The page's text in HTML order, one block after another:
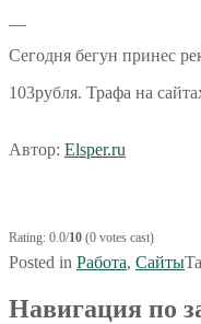
Сегодня бегун принес
103рубля. Трафа на
Автор: Elsper.ru
Rating: 0.0/10 (0 votes cast)
Posted in Работа, Сайты
Навигация по